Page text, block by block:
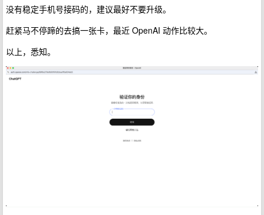
没有稳定手机号接码的，建议最好不要升级。
赶紧马不停蹄的去搞一张卡，最近 OpenAI 动作比较大。
以上，悉知。